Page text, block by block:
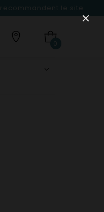
recommandent le site
0